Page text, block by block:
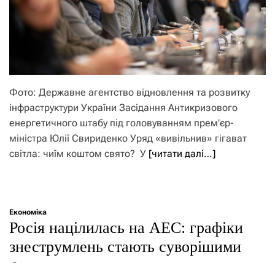
Фото: Державне агентство відновлення та розвитку
інфраструктури України Засідання Антикризового
енергетичного штабу під головуванням прем’єр-
міністра Юлії Свириденко Уряд «вивільнив» гігават
світла: чиїм коштом свято? У [читати далі…]
Економіка
Росія націлилась на АЕС: графіки
знеструмлень стають суворішими